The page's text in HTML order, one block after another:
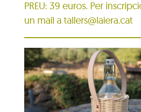
PREU: 39 euros. Per
un mail a tallers@laiera.cat